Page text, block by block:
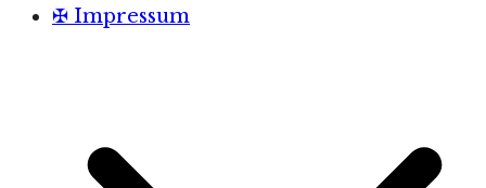
✠ Impressum